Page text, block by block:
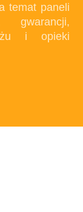
temat paneli
gwarancji,
i opieki